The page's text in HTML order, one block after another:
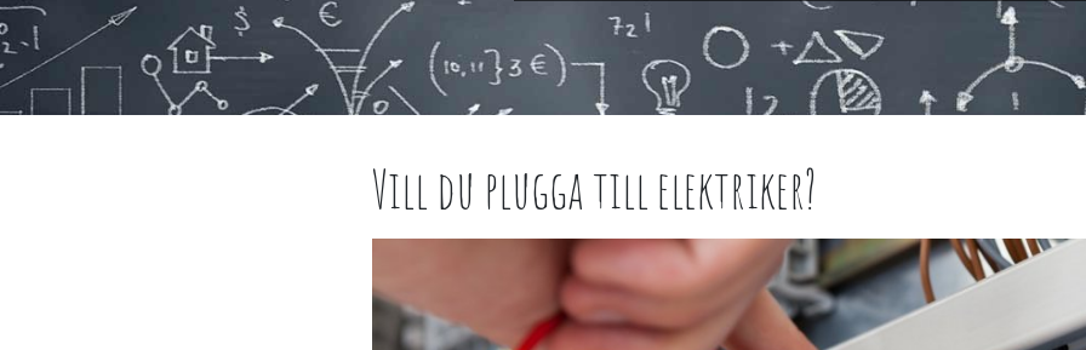
Vill du plugga till elektriker?